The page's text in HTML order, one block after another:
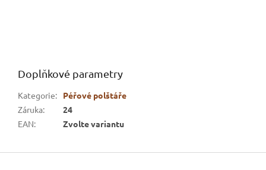
Doplňkové parametry
Kategorie:
Péřové polštáře
Záruka:
24
EAN: Zvolte variantu
Z